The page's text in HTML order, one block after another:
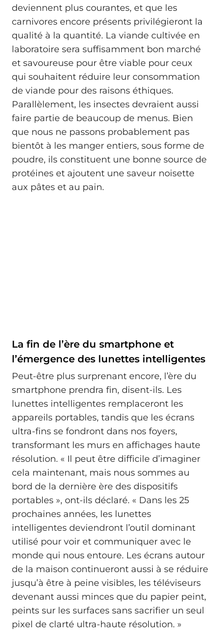
deviennent plus courantes, et que les
carnivores encore présents privilégieront la
qualité à la quantité. La viande cultivée en
laboratoire sera suffisamment bon marché
et savoureuse pour être viable pour ceux
qui souhaitent réduire leur consommation
de viande pour des raisons éthiques.
Parallèlement, les insectes devraient aussi
faire partie de beaucoup de menus. Bien
que nous ne passons probablement pas
bientôt à les manger entiers, sous forme de
poudre, ils constituent une bonne source de
protéines et ajoutent une saveur noisette
aux pâtes et au pain.
La fin de l’ère du smartphone et
l’émergence des lunettes intelligentes
Peut-être plus surprenant encore, l’ère du
smartphone prendra fin, disent-ils. Les
lunettes intelligentes remplaceront les
appareils portables, tandis que les écrans
ultra-fins se fondront dans nos foyers,
transformant les murs en affichages haute
résolution. « Il peut être difficile d’imaginer
cela maintenant, mais nous sommes au
bord de la dernière ère des dispositifs
portables », ont-ils déclaré. « Dans les 25
prochaines années, les lunettes
intelligentes deviendront l’outil dominant
utilisé pour voir et communiquer avec le
monde qui nous entoure. Les écrans autour
de la maison continueront aussi à se réduire
jusqu’à être à peine visibles, les téléviseurs
devenant aussi minces que du papier peint,
peints sur les surfaces sans sacrifier un seul
pixel de clarté ultra-haute résolution. »